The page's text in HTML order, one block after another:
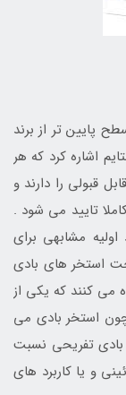
پایین تر از برند
اشاره کرد که هر
قبولی را دارند و
تایید می شود .
مشابهی برای
استخر های بادی
می کنند که یکی از
استخر بادی می
تفریحی نسبت
و یا کاربرد های